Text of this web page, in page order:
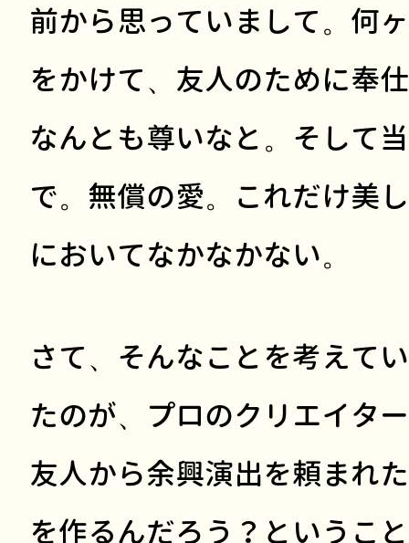
前から思っていまして。何
をかけて、友人のために奉
なんとも尊いなと。そして
で。無償の愛。これだけ美
においてなかなかない。
さて、そんなことを考えて
たのが、プロのクリエイタ
友人から余興演出を頼まれ
を作るんだろう？というこ